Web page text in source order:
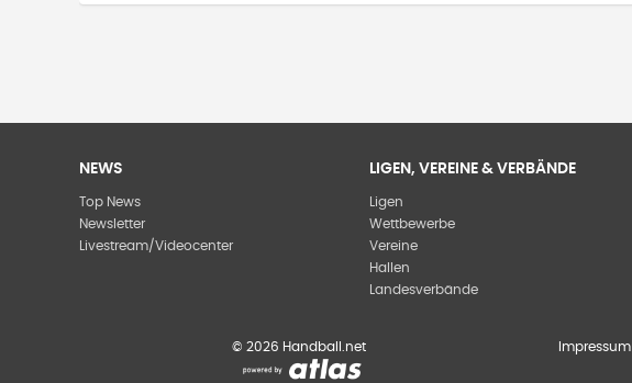
NEWS
Top News
Newsletter
Livestream/Videocenter
LIGEN, VEREINE & VERBÄNDE
Ligen
Wettbewerbe
Vereine
Hallen
Landesverbände
© 2026 Handball.net Impressum